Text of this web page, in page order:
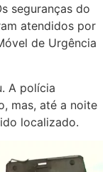
seguranças do
atendidos por
de Urgência
A polícia
mas, até a noite
localizado.